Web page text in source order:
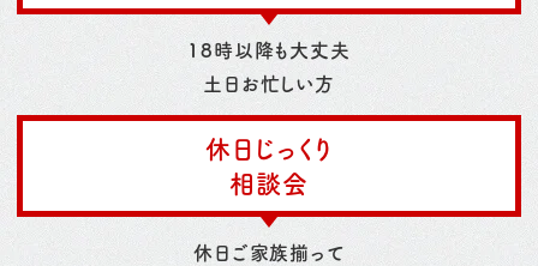
18時以降も大丈夫
土日お忙しい方
休日じっくり
相談会
休日ご家族揃って